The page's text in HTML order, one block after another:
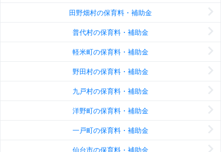
田野畑村の保育料・補助金
普代村の保育料・補助金
軽米町の保育料・補助金
野田村の保育料・補助金
九戸村の保育料・補助金
洋野町の保育料・補助金
一戸町の保育料・補助金
仙台市の保育料・補助金